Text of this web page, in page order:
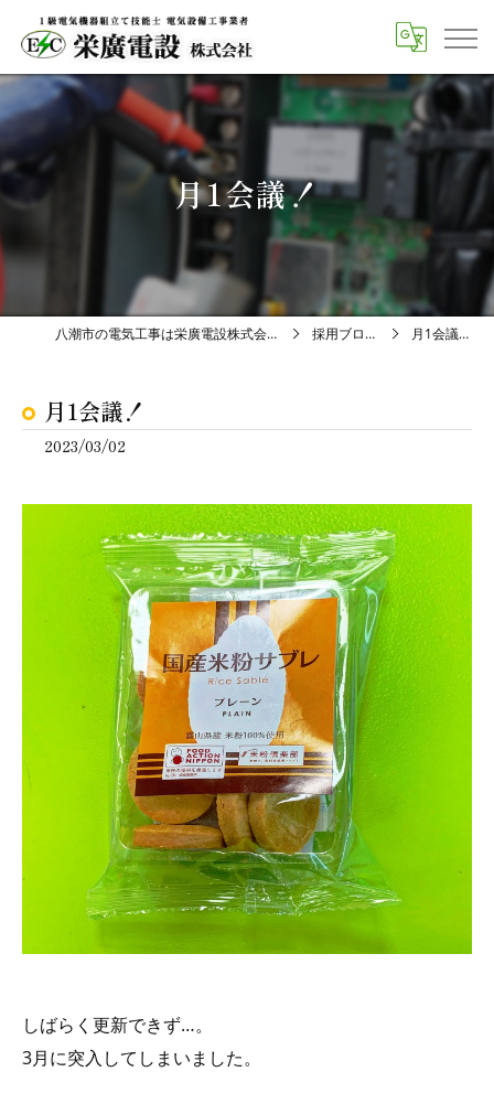
月1会議！
八潮市の電気工事は栄廣電設株式会社 採用ブログ 月1会議！
月1会議！
2023/03/02
しばらく更新できず…。
3月に突入してしまいました。